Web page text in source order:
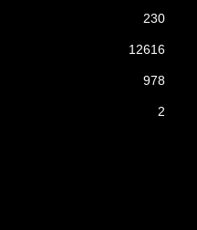
230
12616
978
2